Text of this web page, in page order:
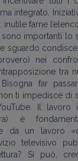
integrato.
farne
sono importanti lo
sguardo
nei
tra
far
ti impedisce di
Il lavoro
è
da un lavoro
televisivo
Si può,